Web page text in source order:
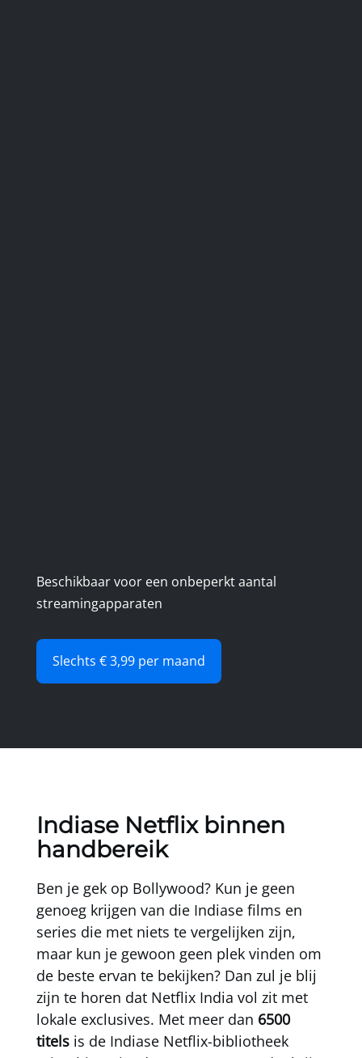
Beschikbaar voor een onbeperkt aantal
streamingapparaten
Slechts € 3,99 per maand
Indiase Netflix binnen
handbereik
Ben je gek op Bollywood? Kun je geen
genoeg krijgen van die Indiase films en
series die met niets te vergelijken zijn,
maar kun je gewoon geen plek vinden om
de beste ervan te bekijken? Dan zul je blij
zijn te horen dat Netflix India vol zit met
lokale exclusives. Met meer dan 6500
titels is de Indiase Netflix-bibliotheek